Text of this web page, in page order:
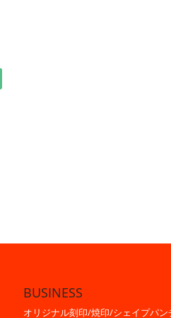
BUSINESS
オリジナル刻印/焼印/シェイプパン